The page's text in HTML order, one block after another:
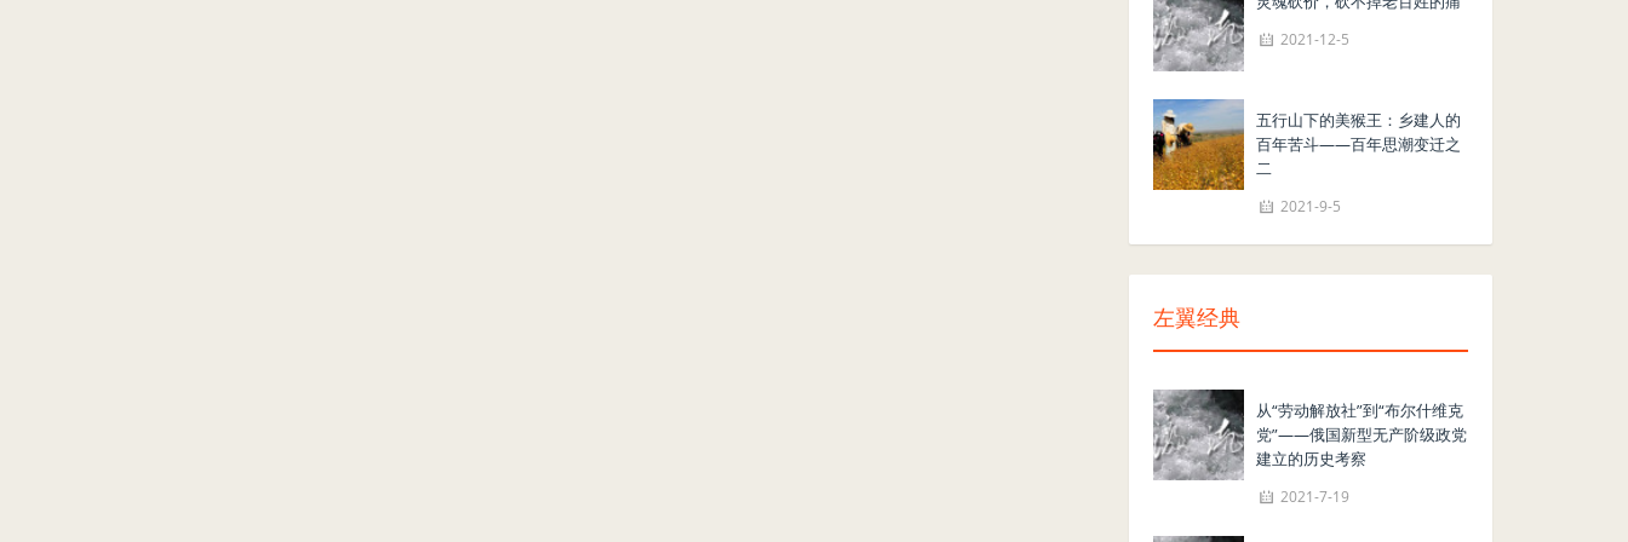
2021-12-5
五行山下的美猴王：乡建人的
百年苦斗——百年思潮变迁之
二
2021-9-5
左翼经典
从“劳动解放社”到“布尔什维克
党”——俄国新型无产阶级政党
建立的历史考察
2021-7-19